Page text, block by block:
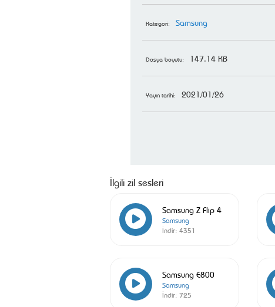
Kategori: Samsung
Dosya boyutu: 147.14 KB
Yayın tarihi: 2021/01/26
İlgili zil sesleri
Samsung Z Flip 4
Samsung
İndir: 4351
Samsung E800
Samsung
İndir: 725